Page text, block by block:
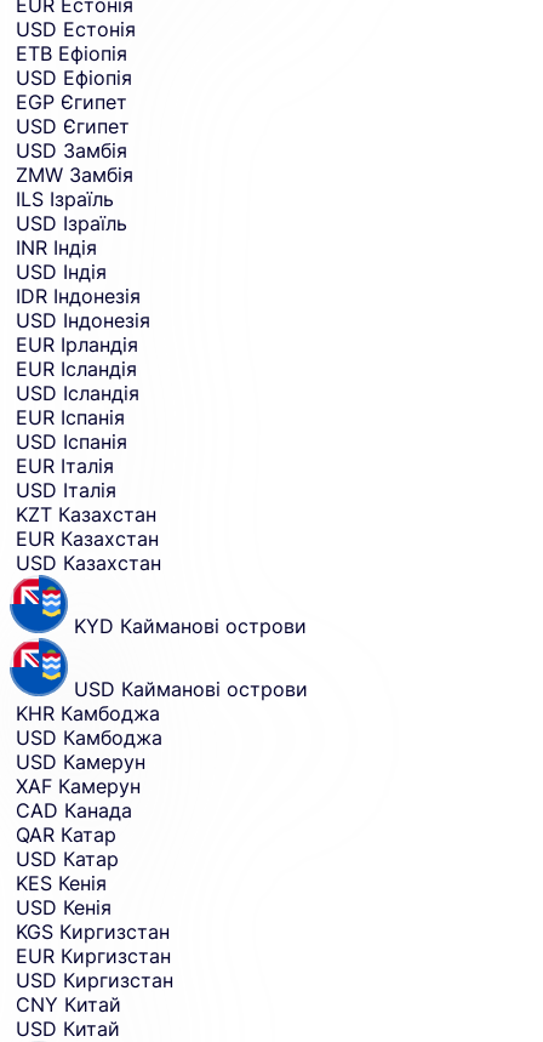
USD Естонія
ETB Ефіопія
USD Ефіопія
EGP Єгипет
USD Єгипет
USD Замбія
ZMW Замбія
ILS Ізраїль
USD Ізраїль
INR Індія
USD Індія
IDR Індонезія
USD Індонезія
EUR Ірландія
EUR Ісландія
USD Ісландія
EUR Іспанія
USD Іспанія
EUR Італія
USD Італія
KZT Казахстан
EUR Казахстан
USD Казахстан
KYD Кайманові острови
USD Кайманові острови
KHR Камбоджа
USD Камбоджа
USD Камерун
XAF Камерун
CAD Канада
QAR Катар
USD Катар
KES Кенія
USD Кенія
KGS Киргизстан
EUR Киргизстан
USD Киргизстан
CNY Китай
USD Китай